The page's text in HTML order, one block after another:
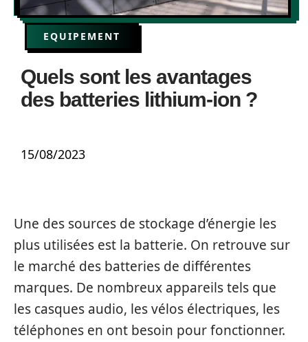
EQUIPEMENT
Quels sont les avantages
des batteries lithium-ion ?
15/08/2023
Une des sources de stockage d’énergie les
plus utilisées est la batterie. On retrouve sur
le marché des batteries de différentes
marques. De nombreux appareils tels que
les casques audio, les vélos électriques, les
téléphones en ont besoin pour fonctionner.